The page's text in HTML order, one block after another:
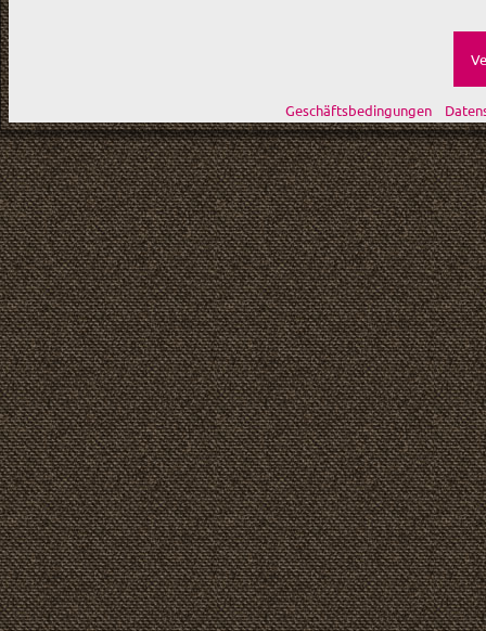
Geschäftsbedingungen